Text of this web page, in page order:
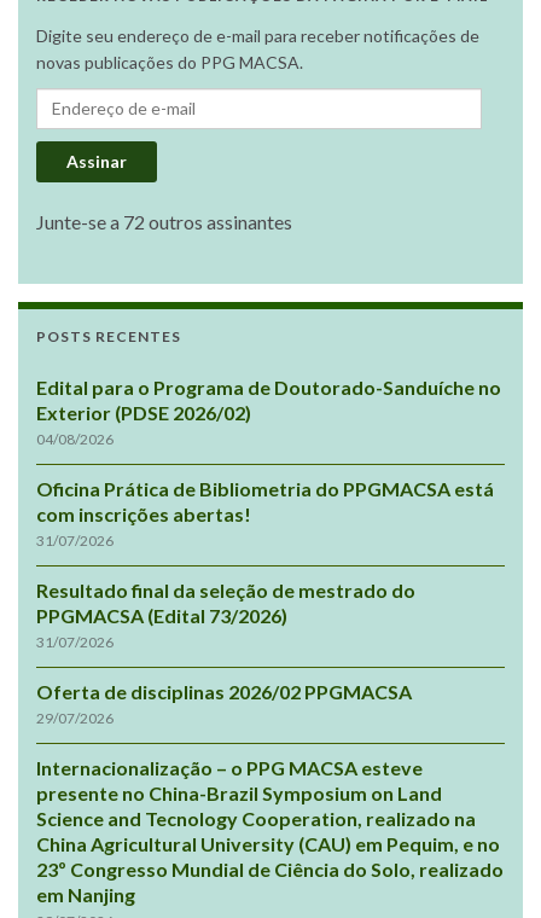
Digite seu endereço de e-mail para receber notificações de
novas publicações do PPG MACSA.
Endereço de e-mail
Assinar
Junte-se a 72 outros assinantes
POSTS RECENTES
Edital para o Programa de Doutorado-Sanduíche no
Exterior (PDSE 2026/02)
04/08/2026
Oficina Prática de Bibliometria do PPGMACSA está
com inscrições abertas!
31/07/2026
Resultado final da seleção de mestrado do
PPGMACSA (Edital 73/2026)
31/07/2026
Oferta de disciplinas 2026/02 PPGMACSA
29/07/2026
Internacionalização – o PPG MACSA esteve
presente no China-Brazil Symposium on Land
Science and Tecnology Cooperation, realizado na
China Agricultural University (CAU) em Pequim, e no
23º Congresso Mundial de Ciência do Solo, realizado
em Nanjing